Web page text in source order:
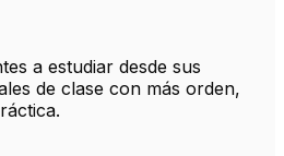
a estudiar desde sus
de clase con más orden,